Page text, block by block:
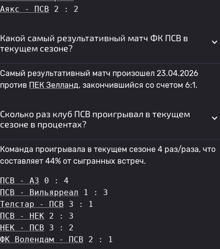
Аякс - ПСВ 2 : 2
Какой самый результативный матч ФК ПСВ в
текущем сезоне?
Самый результативный матч произошел 23.04.2026
против ПЕК Зелланд, закончившийся со счетом 6:1.
Сколько раз клуб ПСВ проигрывал в текущем
сезоне в процентах?
Команда проигрывала в текущем сезоне 4 раз/раза, что
составляет 44% от сыгранных встреч.
ПСВ - АЗ 0 : 4
ПСВ - Вильярреал 1 : 3
Телстар - ПСВ 3 : 1
ПСВ - НЕК 2 : 3
НЕК - ПСВ 3 : 2
ФК Волендам - ПСВ 2 : 1